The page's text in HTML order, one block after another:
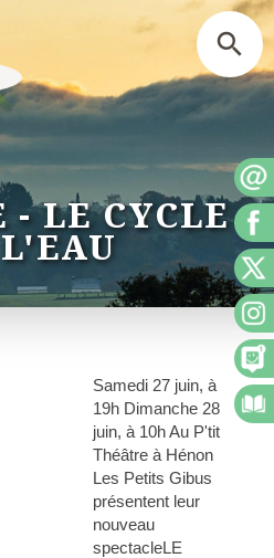
- LE CYCLE
Samedi 27 juin, à
19h Dimanche 28
juin, à 10h Au P'tit
Théâtre à Hénon
Les Petits Gibus
présentent leur
nouveau
spectacleLE